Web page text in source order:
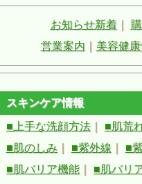
お知らせ新着｜
営業案内
美容健
スキンケア情報
■上手な洗顔方法
■肌荒
■肌のしみ
■紫外線
■
■肌バリア機能
■肌バリ